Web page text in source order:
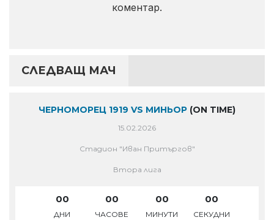
коментар.
СЛЕДВАЩ МАЧ
ЧЕРНОМОРЕЦ 1919 VS МИНЬОР (ON TIME)
15.02.2026
Стадион "Иван Притъргов"
Втора лига
00
ДНИ
00
ЧАСОВЕ
00
МИНУТИ
00
СЕКУДНИ